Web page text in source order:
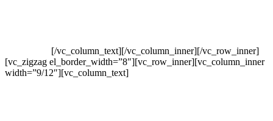
[/vc_column_text][/vc_column_inner][/vc_row_inner]
[vc_zigzag el_border_width=”8″][vc_row_inner][vc_column_inner
width=”9/12″][vc_column_text]